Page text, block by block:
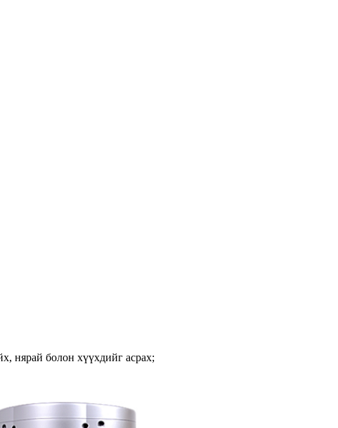
нярай болон хүүхдийг асрах;